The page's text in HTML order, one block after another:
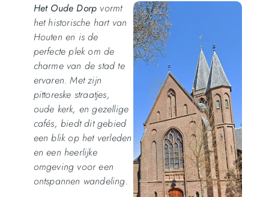
Het Oude Dorp vormt
het historische hart van
Houten en is de
perfecte plek om de
charme van de stad te
ervaren. Met zijn
pittoreske straatjes,
oude kerk, en gezellige
cafés, biedt dit gebied
een blik op het verleden
en een heerlijke
omgeving voor een
ontspannen wandeling.